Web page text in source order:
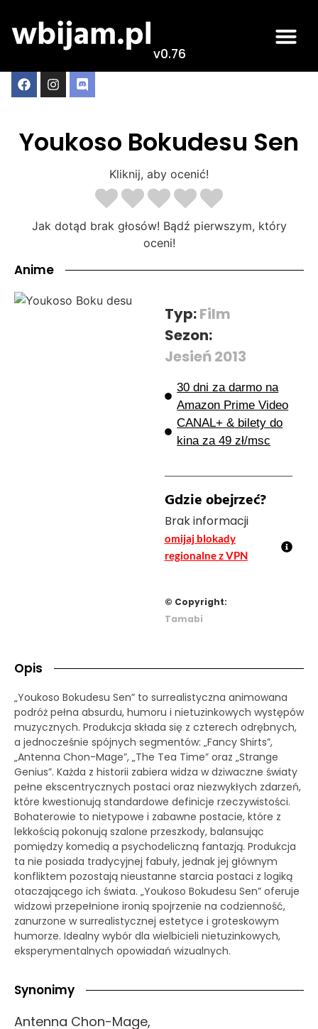
v0.76
Youkoso Bokudesu Sen
Kliknij, aby ocenić!
Jak dotąd brak głosów! Bądź pierwszym, który
oceni!
Anime
Typ:Film
Sezon:
Jesień 2013
30 dni za darmo na
Amazon Prime Video
CANAL+ & bilety do
kina za 49 zł/msc
Gdzie obejrzeć?
Brak informacji
omijaj blokady
regionalne z VPN
© Copyright:
Tamabi
Opis
„Youkoso Bokudesu Sen” to surrealistyczna animowana
podróż pełna absurdu, humoru i nietuzinkowych występów
muzycznych. Produkcja składa się z czterech odrębnych,
a jednocześnie spójnych segmentów: „Fancy Shirts”,
„Antenna Chon-Mage”, „The Tea Time” oraz „Strange
Genius”. Każda z historii zabiera widza w dziwaczne światy
pełne ekscentrycznych postaci oraz niezwykłych zdarzeń,
które kwestionują standardowe definicje rzeczywistości.
Bohaterowie to nietypowe i zabawne postacie, które z
lekkością pokonują szalone przeszkody, balansując
pomiędzy komedią a psychodeliczną fantazją. Produkcja
ta nie posiada tradycyjnej fabuły, jednak jej głównym
konfliktem pozostają nieustanne starcia postaci z logiką
otaczającego ich świata. „Youkoso Bokudesu Sen” oferuje
widzowi przepełnione ironią spojrzenie na codzienność,
zanurzone w surrealistycznej estetyce i groteskowym
humorze. Idealny wybór dla wielbicieli nietuzinkowych,
eksperymentalnych opowiadań wizualnych.
Synonimy
Antenna Chon-Mage,